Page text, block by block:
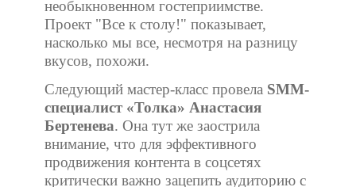
необыкновенном гостеприимстве.
Проект "Все к столу!" показывает,
насколько мы все, несмотря на разницу
вкусов, похожи.
Следующий мастер-класс провела SMM-
специалист «Толка» Анастасия
Бертенева. Она тут же заострила
внимание, что для эффективного
продвижения контента в соцсетях
критически важно зацепить аудиторию с